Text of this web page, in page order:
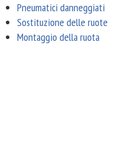
Pneumatici danneggiati
Sostituzione delle ruote
Montaggio della ruota